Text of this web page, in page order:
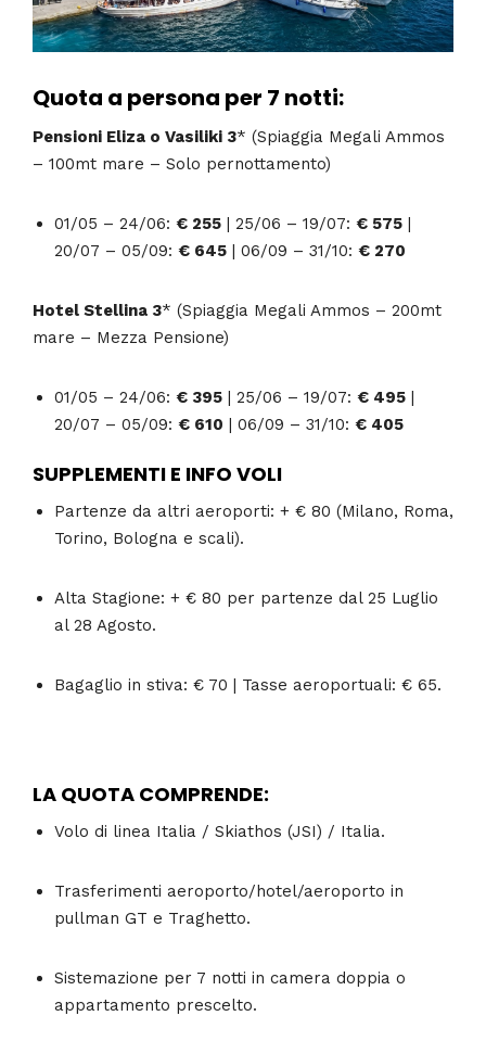
Quota a persona per 7 notti:
Pensioni Eliza o Vasiliki 3* (Spiaggia Megali Ammos
– 100mt mare – Solo pernottamento)
01/05 – 24/06: € 255 | 25/06 – 19/07: € 575 |
20/07 – 05/09: € 645 | 06/09 – 31/10: € 270
Hotel Stellina 3* (Spiaggia Megali Ammos – 200mt
mare – Mezza Pensione)
01/05 – 24/06: € 395 | 25/06 – 19/07: € 495 |
20/07 – 05/09: € 610 | 06/09 – 31/10: € 405
SUPPLEMENTI E INFO VOLI
Partenze da altri aeroporti: + € 80 (Milano, Roma,
Torino, Bologna e scali).
Alta Stagione: + € 80 per partenze dal 25 Luglio
al 28 Agosto.
Bagaglio in stiva: € 70 | Tasse aeroportuali: € 65.
LA QUOTA COMPRENDE:
Volo di linea Italia / Skiathos (JSI) / Italia.
Trasferimenti aeroporto/hotel/aeroporto in
pullman GT e Traghetto.
Sistemazione per 7 notti in camera doppia o
appartamento prescelto.